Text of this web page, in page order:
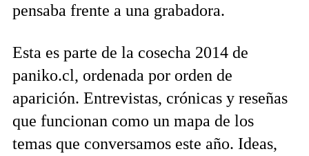
pensaba frente a una grabadora.
Esta es parte de la cosecha 2014 de
paniko.cl, ordenada por orden de
aparición. Entrevistas, crónicas y reseñas
que funcionan como un mapa de los
temas que conversamos este año. Ideas,